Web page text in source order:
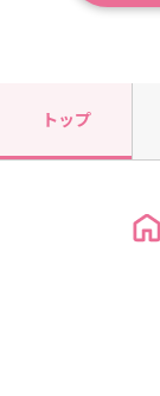
トップ